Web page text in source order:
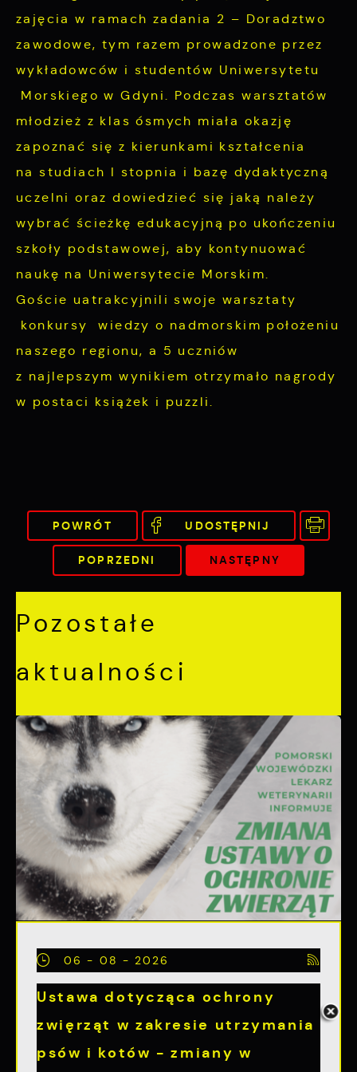
zajęcia w ramach zadania 2 – Doradztwo
zawodowe, tym razem prowadzone przez
wykładowców i studentów Uniwersytetu
Morskiego w Gdyni. Podczas warsztatów
młodzież z klas ósmych miała okazję
zapoznać się z kierunkami kształcenia
na studiach I stopnia i bazę dydaktyczną
uczelni oraz dowiedzieć się jaką należy
wybrać ścieżkę edukacyjną po ukończeniu
szkoły podstawowej, aby kontynuować
naukę na Uniwersytecie Morskim.
Goście uatrakcyjnili swoje warsztaty
konkursy wiedzy o nadmorskim położeniu
naszego regionu, a 5 uczniów
z najlepszym wynikiem otrzymało nagrody
w postaci książek i puzzli.
POWRÓT UDOSTĘPNIJ
POPRZEDNI NASTĘPNY
Pozostałe
aktualności
06 - 08 - 2026
Ustawa dotycząca ochrony
zwięrząt w zakresie utrzymania
psów i kotów - zmiany w
treści w postaci wiadomości, ofert,
komunikatów mediów społecznościowych.